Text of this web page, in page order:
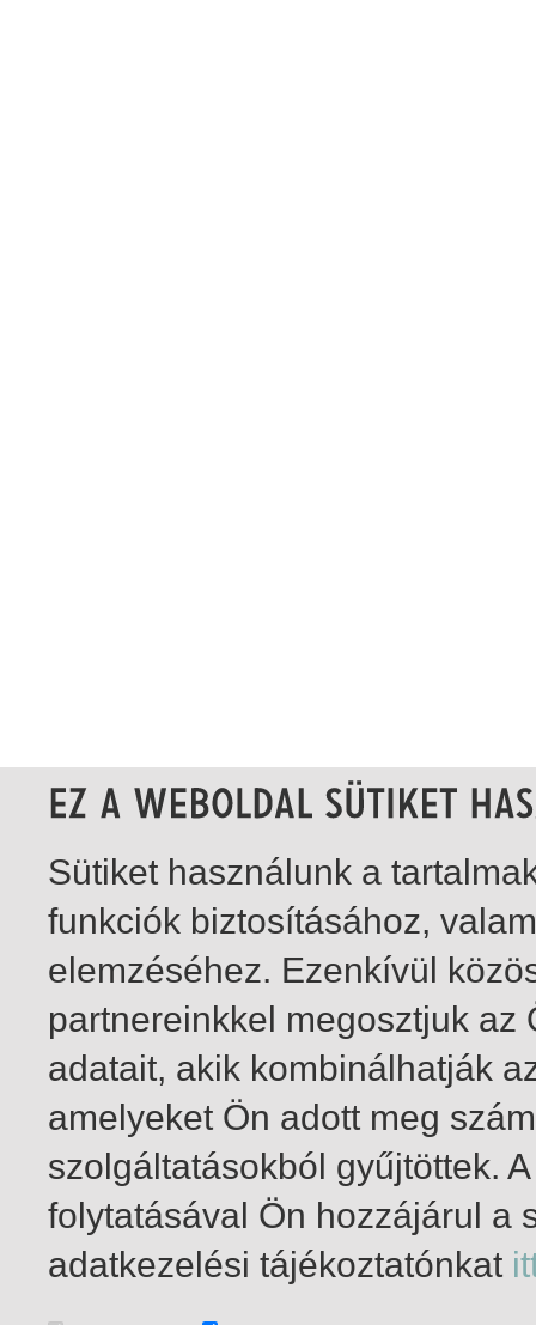
1-4 / total 4 hit
Sütiket használunk a
funkciók biztosításához,
elemzéséhez. Ezenkívül
partnereinkkel megosztjuk
adatait, akik kombinálhatják
amelyeket Ön adott meg
szolgáltatásokból gyűjtöttek.
folytatásával Ön hozzájárul a
adatkezelési tájékoztatónkat